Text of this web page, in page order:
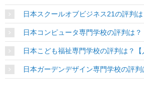
日本スクールオブビジネス21の評判は
日本コンピュータ専門学校の評判は？
日本こども福祉専門学校の評判は？【
日本ガーデンデザイン専門学校の評判